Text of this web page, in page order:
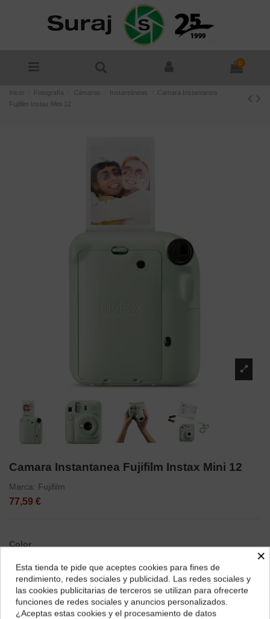
0
Inicio Fotografía Cámaras Instantáneas
Camara Instantanea
Fujifilm Instax Mini 12
Camara Instantanea Fujifilm Instax Mini 12
Marca: Fujifilm
77,59 €
Color
Verde Azul Pacífico
blanco L
¿Dónde deseas recibir tu pedido?
Selecciona tu ubicación para mostrarte los precios e
impuestos correctos para tu región.
×
Esta tienda te pide que aceptes cookies para fines de
rendimiento, redes sociales y publicidad. Las redes sociales y
las cookies publicitarias de terceros se utilizan para ofrecerte
funciones de redes sociales y anuncios personalizados.
¿Aceptas estas cookies y el procesamiento de datos